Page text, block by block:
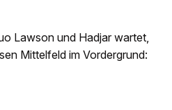
Lawson und Hadjar wartet,
Mittelfeld im Vordergrund: